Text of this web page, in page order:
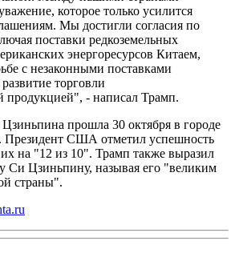
которое только усилится
Мы достигли согласия по
поставки редкоземельных
энергоресурсов Китаем,
с незаконными поставками
торговли
продукцией", - написал Трамп.
прошла 30 октября в городе
США отметил успешность
на "12 из 10". Трамп также выразил
Си Цзиньпину, называя его "великим
страны".